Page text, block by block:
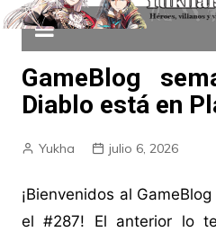
GameBlog
Diablo está en
Yukha julio 6, 2026
¡Bienvenidos al
el #287! El anterior lo